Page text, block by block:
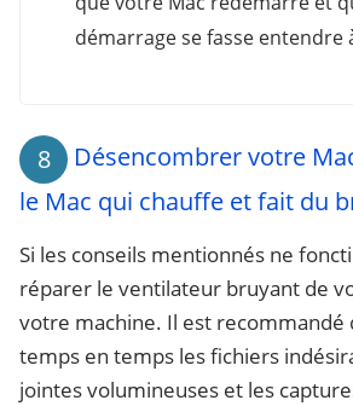
démarrage se fasse entendre
8
Désencombrer votre
le Mac qui chauffe et fait du
Si les conseils mentionnés ne
réparer le ventilateur bruyant de
votre machine. Il est recommandé
temps en temps les fichiers
jointes volumineuses et les